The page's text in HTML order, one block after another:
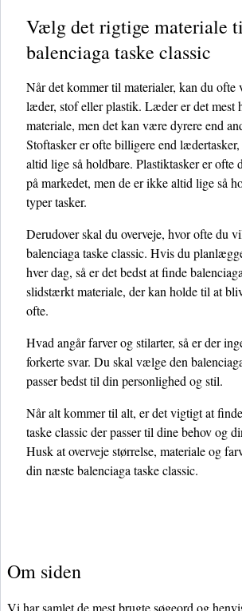
Vælg det rigtige materiale
balenciaga taske classic
Når det kommer til materialer, kan du
læder, stof eller plastik. Læder er det mest
materiale, men det kan være dyrere end
Stoftasker er ofte billigere end
altid lige så holdbare. Plastiktasker er ofte
på markedet, men de er ikke altid lige så
typer tasker.
Derudover skal du overveje, hvor ofte du
balenciaga taske classic. Hvis du
hver dag, så er det bedst at finde
slidstærkt materiale, der kan holde til at
ofte.
Hvad angår farver og stilarter, så er der
forkerte svar. Du skal vælge den
passer bedst til din personlighed og stil.
Når alt kommer til alt, er det vigtigt at
taske classic der passer til dine behov og
Husk at overveje størrelse, materiale og
din næste balenciaga taske classic.
Om siden
Vi har samlet de mest brugte søgeord og